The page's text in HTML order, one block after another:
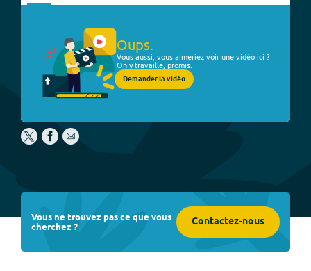
Oups.
Vous aussi, vous aimeriez voir une vidéo ici ?
On y travaille, promis.
Demander la vidéo
Vous ne trouvez pas ce que vous
cherchez ? Contactez-nous